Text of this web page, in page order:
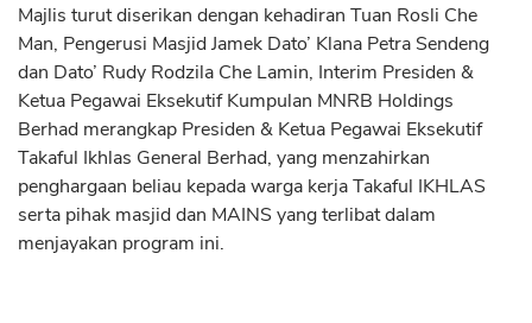
Majlis turut diserikan dengan kehadiran Tuan Rosli Che
Man, Pengerusi Masjid Jamek Dato’ Klana Petra Sendeng
dan Dato’ Rudy Rodzila Che Lamin, Interim Presiden &
Ketua Pegawai Eksekutif Kumpulan MNRB Holdings
Berhad merangkap Presiden & Ketua Pegawai Eksekutif
Takaful Ikhlas General Berhad, yang menzahirkan
penghargaan beliau kepada warga kerja Takaful IKHLAS
serta pihak masjid dan MAINS yang terlibat dalam
menjayakan program ini.